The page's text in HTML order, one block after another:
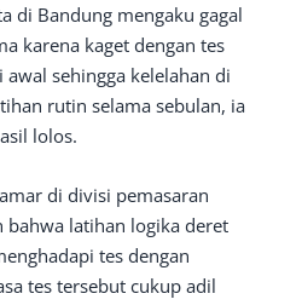
di Bandung mengaku gagal
karena kaget dengan tes
sehingga kelelahan di
rutin selama sebulan, ia
lolos.
di divisi pemasaran
bahwa latihan logika deret
tes dengan
tes tersebut cukup adil